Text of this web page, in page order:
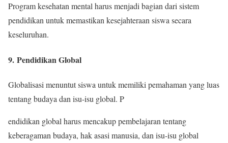
Program kesehatan mental harus menjadi bagian dari sistem
pendidikan untuk memastikan kesejahteraan siswa secara
keseluruhan.
9. Pendidikan Global
Globalisasi menuntut siswa untuk memiliki pemahaman yang luas
tentang budaya dan isu-isu global. P
endidikan global harus mencakup pembelajaran tentang
keberagaman budaya, hak asasi manusia, dan isu-isu global